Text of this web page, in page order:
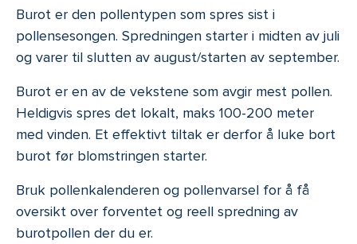
Burot er den pollentypen som spres sist i
pollensesongen. Spredningen starter i midten av juli
og varer til slutten av august/starten av september.
Burot er en av de vekstene som avgir mest pollen.
Heldigvis spres det lokalt, maks 100-200 meter
med vinden. Et effektivt tiltak er derfor å luke bort
burot før blomstringen starter.
Bruk pollenkalenderen og pollenvarsel for å få
oversikt over forventet og reell spredning av
burotpollen der du er.